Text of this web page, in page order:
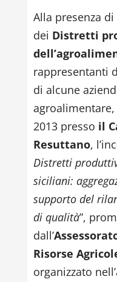
Alla presenza
dei Distretti
rappresentanti
di alcune
2013 presso il
Resuttano,
Distretti
siciliani:
supporto del
di qualità”,
dall’
Risorse
organizzato